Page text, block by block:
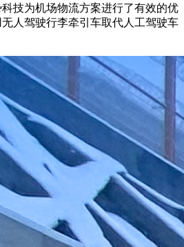
技为机场物流方案进行了有效的优
人驾驶行李牵引车取代人工驾驶车